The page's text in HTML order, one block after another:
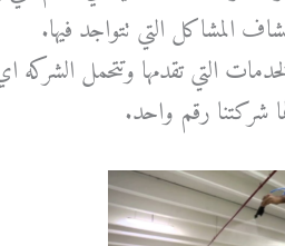
المشاكل التي تتواجد فيها.
التي تقدمها وتتحمل الشركه
شركتنا رقم واحد.